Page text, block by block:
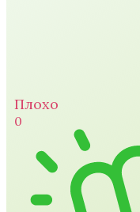
Плохо
0